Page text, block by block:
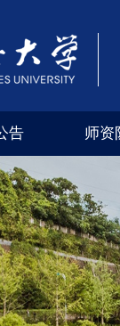
告 师资
学示范中心（四